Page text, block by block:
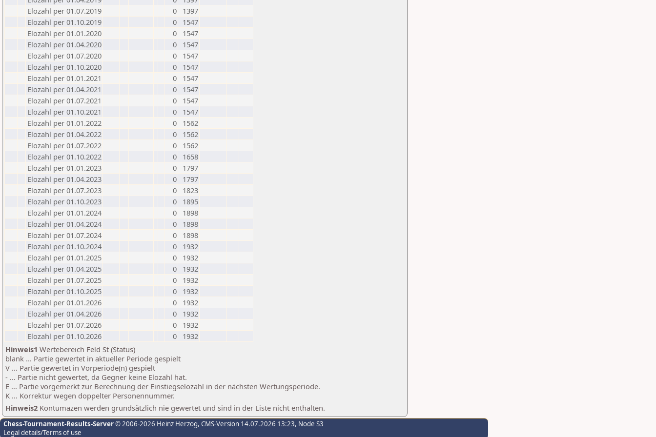
Elozahl per 01.07.2019
0
1397
Elozahl per 01.10.2019
0
1547
Elozahl per 01.01.2020
0
1547
Elozahl per 01.04.2020
0
1547
Elozahl per 01.07.2020
0
1547
Elozahl per 01.10.2020
0
1547
Elozahl per 01.01.2021
0
1547
Elozahl per 01.04.2021
0
1547
Elozahl per 01.07.2021
0
1547
Elozahl per 01.10.2021
0
1547
Elozahl per 01.01.2022
0
1562
Elozahl per 01.04.2022
0
1562
Elozahl per 01.07.2022
0
1562
Elozahl per 01.10.2022
0
1658
Elozahl per 01.01.2023
0
1797
Elozahl per 01.04.2023
0
1797
Elozahl per 01.07.2023
0
1823
Elozahl per 01.10.2023
0
1895
Elozahl per 01.01.2024
0
1898
Elozahl per 01.04.2024
0
1898
Elozahl per 01.07.2024
0
1898
Elozahl per 01.10.2024
0
1932
Elozahl per 01.01.2025
0
1932
Elozahl per 01.04.2025
0
1932
Elozahl per 01.07.2025
0
1932
Elozahl per 01.10.2025
0
1932
Elozahl per 01.01.2026
0
1932
Elozahl per 01.04.2026
0
1932
Elozahl per 01.07.2026
0
1932
Elozahl per 01.10.2026
0
1932
Hinweis1 Wertebereich Feld St (Status)
blank ... Partie gewertet in aktueller Periode gespielt
V ... Partie gewertet in Vorperiode(n) gespielt
- ... Partie nicht gewertet, da Gegner keine Elozahl hat.
E ... Partie vorgemerkt zur Berechnung der Einstiegselozahl in der nächsten Wertungsperiode.
K ... Korrektur wegen doppelter Personennummer.
Hinweis2 Kontumazen werden grundsätzlich nie gewertet und sind in der Liste nicht enthalten.
Chess-Tournament-Results-Server© 2006-2026 Heinz Herzog, CMS-Version 14.07.2026 13:23, Node S3
Legal details/Terms of use